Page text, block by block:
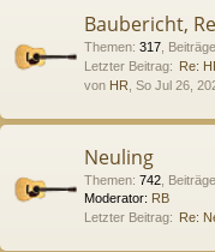
Baubericht,
Themen: 317 Beiträge
Letzter Beitrag: Re:
von HR , So Jul 26,
Neuling
Themen: 742 Beiträge
Moderator: RB
Letzter Beitrag: Re: